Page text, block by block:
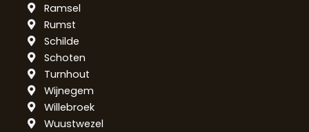
Ramsel
Rumst
Schilde
Schoten
Turnhout
Wijnegem
Willebroek
Wuustwezel